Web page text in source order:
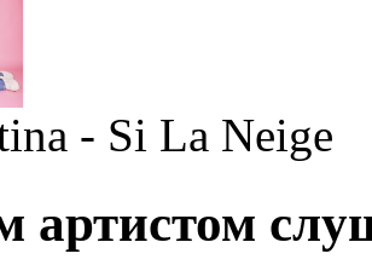
- Si La Neige
артистом